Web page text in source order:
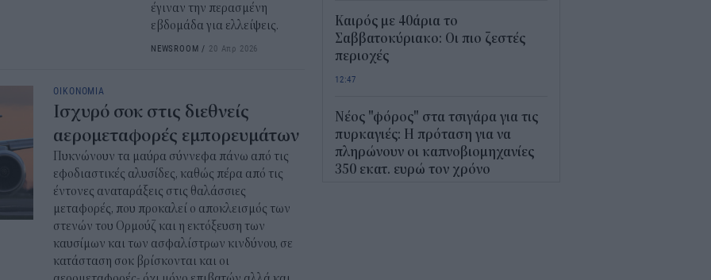
έγιναν την περασμένη
εβδομάδα για ελλείψεις.
NEWSROOM / 20 Απρ 2026
ΟΙΚΟΝΟΜΙΑ
Ισχυρό σοκ στις διεθνείς
αερομεταφορές εμπορευμάτων
Πυκνώνουν τα μαύρα σύννεφα πάνω από τις
εφοδιαστικές αλυσίδες, καθώς πέρα από τις
έντονες αναταράξεις στις θαλάσσιες
μεταφορές, που προκαλεί ο αποκλεισμός των
στενών του Ορμούζ και η εκτόξευση των
καυσίμων και των ασφαλίστρων κινδύνου, σε
κατάσταση σοκ βρίσκονται και οι
Καιρός με 40άρια το
Σαββατοκύριακο: Οι πιο ζεστές
περιοχές
12:47
Νέος "φόρος" στα τσιγάρα για τις
πυρκαγιές: Η πρόταση για να
πληρώνουν οι καπνοβιομηχανίες
350 εκατ. ευρώ τον χρόνο